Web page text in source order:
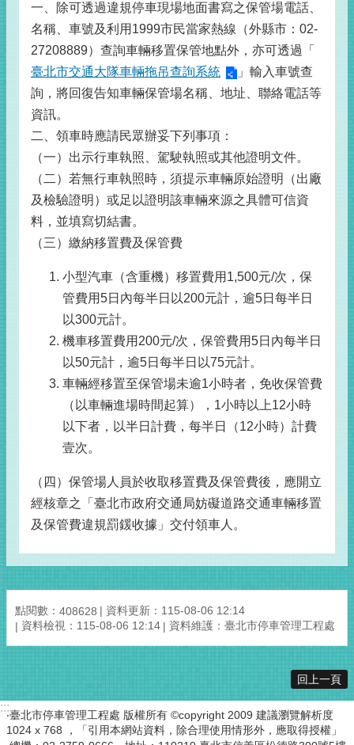
一、除可透過違規停車現場地面書寫之保管場電話、
名稱、車號及利用1999市民當家熱線（外縣市：02-
27208889）查詢車輛移置保管地點外，亦可透過「
臺北市交通大隊車輛拖吊查詢系統
」輸入車號查
詢，將回復告知車輛保管場名稱、地址、聯絡電話等
資訊。
二、領車時應請民眾辦妥下列事項：
（一）出示行車執照、駕駛執照或其他證明文件。
（二）若無行車執照時，須提示車輛原始證明（出廠
及檢驗證明）或足以證明該車輛來源之具體可信資
料，並填寫切結書。
（三）繳納移置費及保管費
小型汽車（含重機）移置費用1,500元/次，保
管費用5日內每半日以200元計，逾5日每半日
以300元計。
機車移置費用200元/次，保管費用5日內每半日
以50元計，逾5日每半日以75元計。
車輛經移置至保管場未逾1小時者，免收保管費
（以車輛進場時間起算），1小時以上12小時
以下者，以半日計費，每半日（12小時）計費
壹次。
（四）保管場人員於收取移置費及保管費後，應開立
經核章之「臺北市政府交通局妨礙道路交通車輛移置
及保管費違規罰鍰收據」交付領車人。
點閱數： 408628
資料更新：115-08-06 12:14
資料檢視：115-08-06 12:14
資料維護：臺北市停車管理工程處
回上一頁
:::
‧臺北市停車管理工程處 版權所有 ©copyright 2009 建議瀏覽解析度
1024 x 768 ，「引用本網站資料，除合理使用情形外，應取得授權」